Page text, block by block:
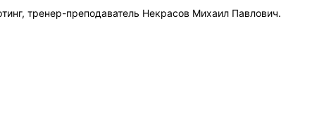
тренер-преподаватель Некрасов Михаил Павлович.